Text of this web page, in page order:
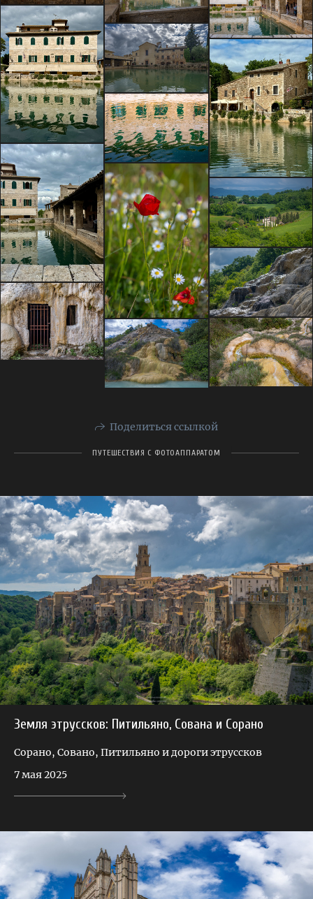
Поделиться ссылкой
ПУТЕШЕСТВИЯ С ФОТОАППАРАТОМ
Земля этруссков: Питильяно, Сована и Сорано
Сорано, Совано, Питильяно и дороги этруссков
7 мая 2025